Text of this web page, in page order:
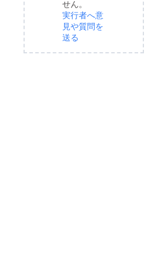
せん。
実行者へ意
見や質問を
送る